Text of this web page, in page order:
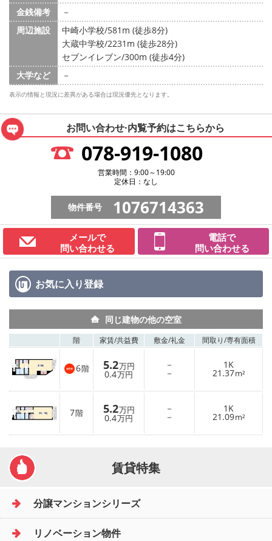
金銭備考
－
周辺施設
中崎小学校/581m (徒歩8分)
大蔵中学校/2231m (徒歩28分)
セブンイレブン/300m (徒歩4分)
大学など
－
表示の情報と現況に差異がある場合は現況優先となります。
お問い合わせ·内覧予約はこちらから
078-919-1080
営業時間：9:00～19:00
定休日：なし
物件番号 1076714363
メールで
問い合わせる
電話で
問い合わせる
お気に入り登録
同じ建物の他の空室
階 家賃/共益費 敷金/礼金 間取り/専有面積
6階 5.2万円
0.4万円
－
－
1K
21.37m²
7階 5.2万円
0.4万円
－
－
1K
21.09m²
賃貸特集
分譲マンションシリーズ
リノベーション物件